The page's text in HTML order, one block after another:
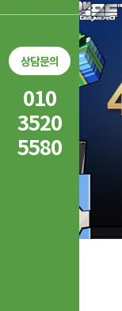
상담문의
010
3520
5580